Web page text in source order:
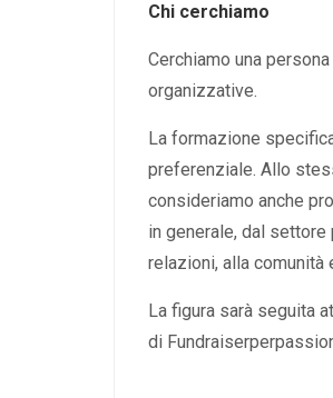
Chi cerchiamo
Cerchiamo una
organizzative.
La formazione
preferenziale. Allo
consideriamo anche
in generale, dal
relazioni, alla comunità
La figura sarà seguita
di